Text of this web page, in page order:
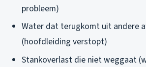
probleem)
Water dat terugkomt uit andere
(hoofdleiding verstopt)
Stankoverlast die niet weggaat